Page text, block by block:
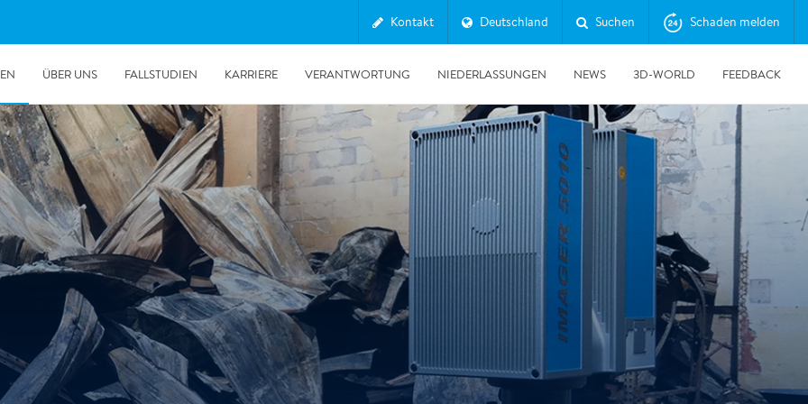
Kontakt Deutschland Suchen Schaden melden
ÜBER UNS FALLSTUDIEN KARRIERE VERANTWORTUNG NIEDERLASSUNGEN NEWS
30.06.2026
Unsere POLYGON Ente wieder im Auslandseinsatz Erfolgreicher Tag der Messtechnik
3D-WORLD FEEDBACK